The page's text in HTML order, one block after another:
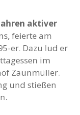
aktiver
feierte am
er. Dazu lud er
im
Zaunmüller.
und stießen